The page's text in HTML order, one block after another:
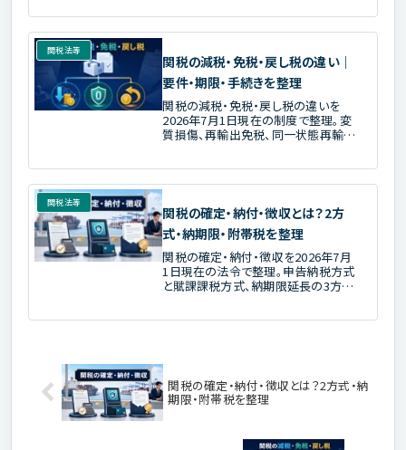
関税法等
関税の減税・免税・戻し税の違い｜
要件・期限・手続きを整理
関税の減税・免税・戻し税の違いを
2026年7月1日現在の制度で整理。変
質損傷、再輸出免税、同一状態再輸
関税法等
関税の確定・納付・徴収とは？2方
式・納期限・附帯税を整理
関税の確定・納付・徴収を2026年7月
1日現在の法令で整理。申告納税方式
と賦課課税方式、納期限延長の3方
関税の確定・納付・徴収とは？2方式・納
期限・附帯税を整理